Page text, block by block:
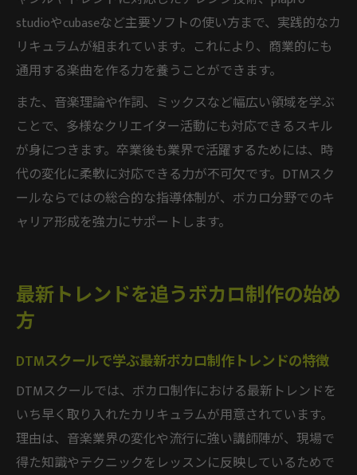
studioやcubaseなど主要ソフトの使い方まで、実践的なカ
リキュラムが組まれています。これにより、商業的にも
通用する楽曲を作る力を養うことができます。
また、音楽理論や作詞、ミックスなど幅広い領域を学ぶ
ことで、多様なクリエイター活動にも対応できるスキル
が身につきます。卒業後も業界で活躍するためには、時
代の変化に柔軟に対応できる力が不可欠です。DTMスク
ールならではの総合的な指導体制が、ボカロ分野でのキ
ャリア形成を強力にサポートします。
最新トレンドを追うボカロ制作の始め
方
DTMスクールで学ぶ最新ボカロ制作トレンドの特徴
DTMスクールでは、ボカロ制作における最新トレンドを
いち早く取り入れたカリキュラムが用意されています。
理由は、音楽業界の変化や流行に強い講師陣が、現場で
得た知識やテクニックをレッスンに反映しているためで